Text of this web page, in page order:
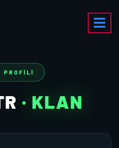
PROFILI
· KLAN